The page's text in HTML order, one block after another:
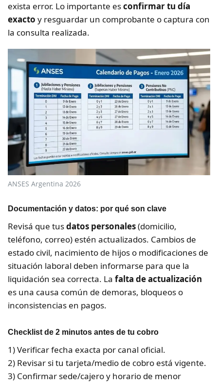
exista error. Lo importante esconfirmar tu día
exacto y resguardar un comprobante o captura con
la consulta realizada.
ANSES Argentina 2026
Documentación y datos: por qué son clave
Revisá que tusdatos personales(domicilio,
teléfono, correo) estén actualizados. Cambios de
estado civil, nacimiento de hijos o modificaciones de
situación laboral deben informarse para que la
liquidación sea correcta. La falta de actualización
es una causa común de demoras, bloqueos o
inconsistencias en pagos.
Checklist de 2 minutos antes de tu cobro
1) Verificar fecha exacta por canal oficial.
2) Revisar si tu tarjeta/medio de cobro está vigente.
3) Confirmar sede/cajero y horario de menor